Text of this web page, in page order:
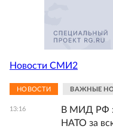
Новости СМИ2
НОВОСТИ ВАЖНЫЕ
13:16
В МИД РФ
НАТО за